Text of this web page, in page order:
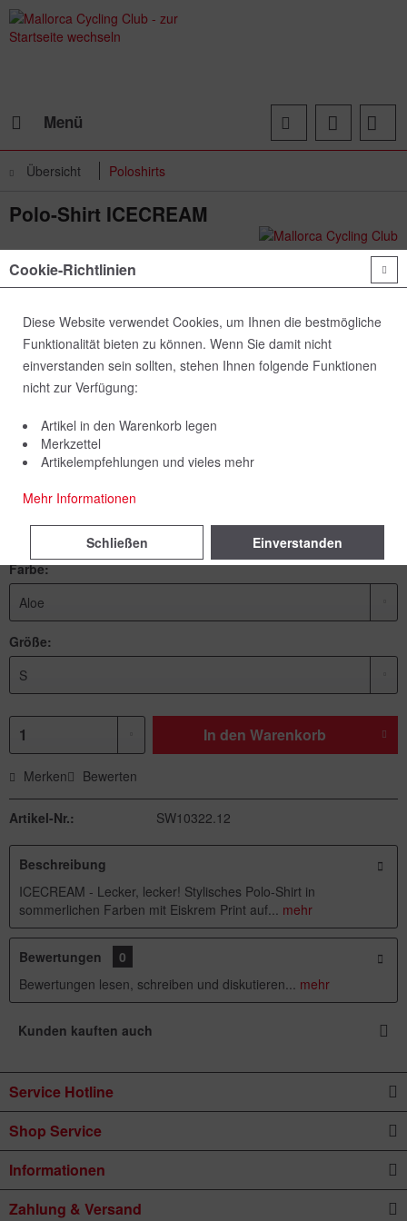
Menü
Übersicht Poloshirts
Polo-Shirt ICECREAM
59,00 € *
Farbe:
Größe:
In den Warenkorb
Merken Bewerten
Artikel-Nr.: SW10322.12
Beschreibung
ICECREAM - Lecker, lecker! Stylisches Polo-Shirt in
sommerlichen Farben mit Eiskrem Print auf... mehr
Bewertungen
0
Bewertungen lesen, schreiben und diskutieren... mehr
Kunden kauften auch
Service Hotline
Shop Service
Informationen
Zahlung & Versand
Cookie-Richtlinien
Diese Website verwendet Cookies, um Ihnen die bestmögliche
Funktionalität bieten zu können. Wenn Sie damit nicht
einverstanden sein sollten, stehen Ihnen folgende Funktionen
nicht zur Verfügung:
Artikel in den Warenkorb legen
Merkzettel
Artikelempfehlungen und vieles mehr
Mehr Informationen
Einverstanden
Schließen